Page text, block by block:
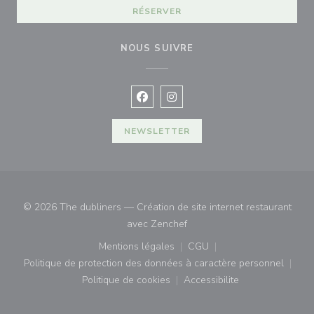
RÉSERVER
NOUS SUIVRE
Facebook ((ouvre une nouvelle
Instagram ((ouvre une
NEWSLETTER
© 2026 The dubliners — Création de site internet restaurant
avec Zenchef((ouvre une nouvelle
Mentions légales
((ouvre une nouvelle fenêtre))
CGU
((ouvre une nouvelle
Politique de protection des données à caractère personnel
((ouvre une nouvelle fenêtre))
Politique de cookies
((ouvre une nouvelle fenêtre))
Accessibilite
((ouvre une nouvelle